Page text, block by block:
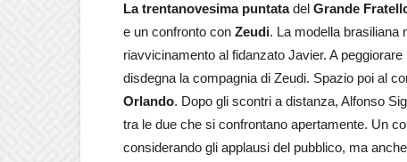
Latrentanovesimapuntatadel Grande
e un confronto con Zeudi. La modella brasiliana
riavvicinamento al fidanzato Javier. A
disdegna la compagnia di Zeudi. Spazio poi al
Orlando. Dopo gli scontri a distanza, Alfonso
tra le due che si confrontano apertamente. Un
considerando gli applausi del pubblico, ma